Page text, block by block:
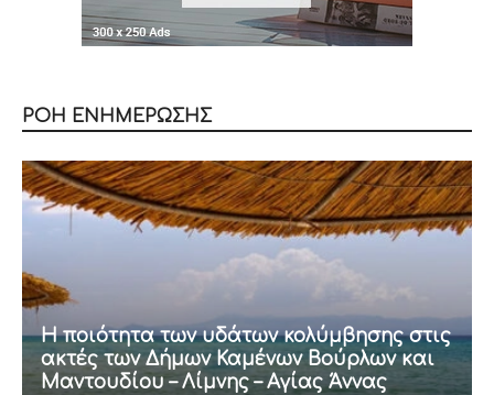
ΡΟΗ ΕΝΗΜΕΡΩΣΗΣ
Η ποιότητα των υδάτων κολύμβησης στις
ακτές των Δήμων Καμένων Βούρλων και
Μαντουδίου – Λίμνης – Αγίας Άννας